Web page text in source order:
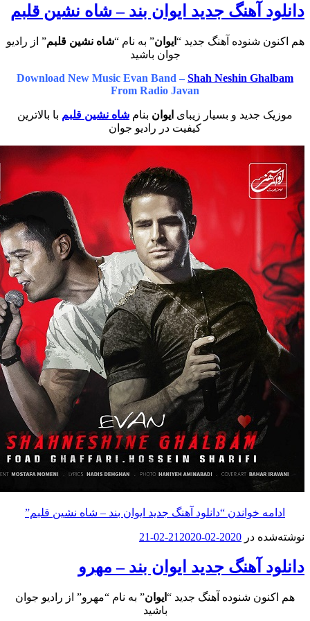
آهنگ جدید ایوان بند – شاه نشین قلبم
شنوده آهنگ جدید “ایوان” به نام “شاه نشین قلبم” از رادیو
جوان باشید
Download New Music Evan Band –Shah Neshin
From Radio Javan
جدید و بسیار زیبایایوانبنام شاه نشین قلبمبا بالاترین
کیفیت در رادیو جوان
خواندن“دانلود آهنگ جدید ایوان بند – شاه نشین قلبم”
در 2020-02-21
2020-02-21
آهنگ جدید ایوان بند – مهرو
شنوده آهنگ جدید “ایوان” به نام “مهرو” از رادیو جوان